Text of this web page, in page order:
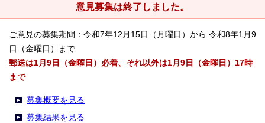
意見募集は終了しました。
ご意見の募集期間：令和7年12月15日（月曜日）から 令和8年1月9
日（金曜日）まで
郵送は1月9日（金曜日）必着、それ以外は1月9日（金曜日）17時
まで
募集概要を見る
募集結果を見る